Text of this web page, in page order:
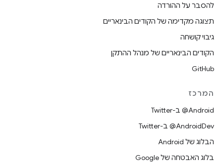
להסבר על ההורדה
תצוגה מקדימה של הקודים הבינאריים
גיבוי קושחה
הקודים הבינאריים של מנהל ההתקן
GitHub
המרכז
‎@Android ב-Twitter
‎@AndroidDev ב-Twitter
הבלוג של Android
בלוג האבטחה של Google